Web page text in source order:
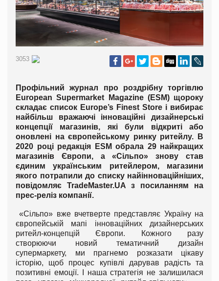
3053
Профільний журнал про роздрібну торгівлю
European Supermarket Magazine (ESM) щороку
складає список Europe’s Finest Store і вибирає
найбільш вражаючі інноваційні дизайнерські
концепції магазинів, які були відкриті або
оновлені на європейському ринку ритейлу. В
2020 році редакція ESM обрала 29 найкращих
магазинів Європи, а «Сільпо» знову став
єдиним українським ритейлером, магазини
якого потрапили до списку найінноваційніших,
повідомляє TradeMaster.UA з посиланням на
прес-реліз компанії.
«Сільпо» вже вчетверте представляє Україну на
європейській мапі інноваційних дизайнерських
ритейл-концепцій Європи. Кожного разу
створюючи новий тематичний дизайн
супермаркету, ми прагнемо розказати цікаву
історію, щоб процес купівлі дарував радість та
позитивні емоції. І наша стратегія не залишилася